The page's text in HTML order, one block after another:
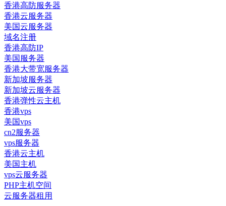
香港高防服务器
香港云服务器
美国云服务器
域名注册
香港高防IP
美国服务器
香港大带宽服务器
新加坡服务器
新加坡云服务器
香港弹性云主机
香港vps
美国vps
cn2服务器
vps服务器
香港云主机
美国主机
vps云服务器
PHP主机空间
云服务器租用